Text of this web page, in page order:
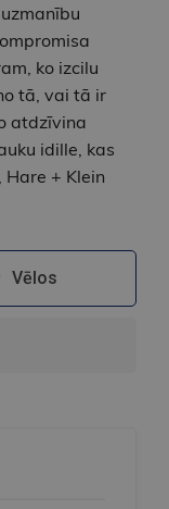
ko izcilu
tā, vai tā ir
atdzīvina
idille, kas
+ Klein
Vēlos